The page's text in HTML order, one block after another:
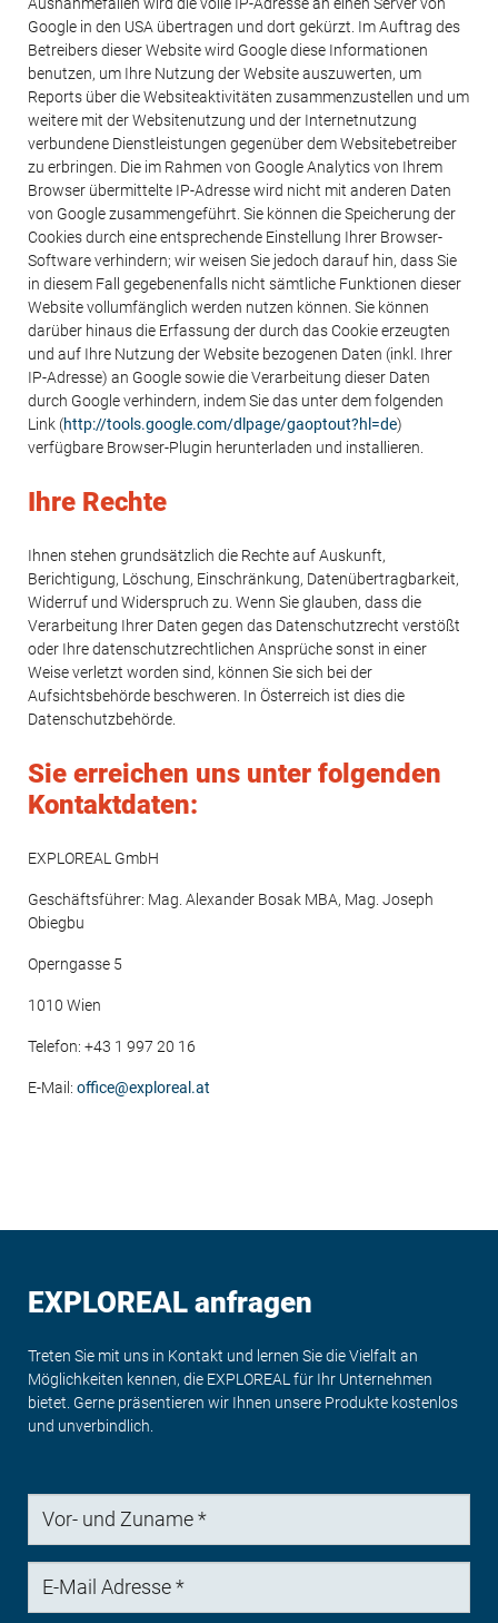
Google in den USA übertragen und dort gekürzt. Im Auftrag des
Betreibers dieser Website wird Google diese Informationen
benutzen, um Ihre Nutzung der Website auszuwerten, um
Reports über die Websiteaktivitäten zusammenzustellen und um
weitere mit der Websitenutzung und der Internetnutzung
verbundene Dienstleistungen gegenüber dem Websitebetreiber
zu erbringen. Die im Rahmen von Google Analytics von Ihrem
Browser übermittelte IP-Adresse wird nicht mit anderen Daten
von Google zusammengeführt. Sie können die Speicherung der
Cookies durch eine entsprechende Einstellung Ihrer Browser-
Software verhindern; wir weisen Sie jedoch darauf hin, dass Sie
in diesem Fall gegebenenfalls nicht sämtliche Funktionen dieser
Website vollumfänglich werden nutzen können. Sie können
darüber hinaus die Erfassung der durch das Cookie erzeugten
und auf Ihre Nutzung der Website bezogenen Daten (inkl. Ihrer
IP-Adresse) an Google sowie die Verarbeitung dieser Daten
durch Google verhindern, indem Sie das unter dem folgenden
Link (http://tools.google.com/dlpage/gaoptout?hl=de)
verfügbare Browser-Plugin herunterladen und installieren.
Ihre Rechte
Ihnen stehen grundsätzlich die Rechte auf Auskunft,
Berichtigung, Löschung, Einschränkung, Datenübertragbarkeit,
Widerruf und Widerspruch zu. Wenn Sie glauben, dass die
Verarbeitung Ihrer Daten gegen das Datenschutzrecht verstößt
oder Ihre datenschutzrechtlichen Ansprüche sonst in einer
Weise verletzt worden sind, können Sie sich bei der
Aufsichtsbehörde beschweren. In Österreich ist dies die
Datenschutzbehörde.
Sie erreichen uns unter folgenden
Kontaktdaten:
EXPLOREAL GmbH
Geschäftsführer: Mag. Alexander Bosak MBA, Mag. Joseph
Obiegbu
Operngasse 5
1010 Wien
Telefon: +43 1 997 20 16
E-Mail: office@exploreal.at
EXPLOREAL anfragen
Treten Sie mit uns in Kontakt und lernen Sie die Vielfalt an
Möglichkeiten kennen, die EXPLOREAL für Ihr Unternehmen
bietet. Gerne präsentieren wir Ihnen unsere Produkte kostenlos
und unverbindlich.
und
Zuname
Mail
Adresse